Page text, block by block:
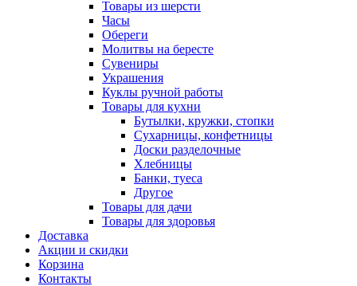
Товары из шерсти
Часы
Обереги
Молитвы на бересте
Сувениры
Украшения
Куклы ручной работы
Товары для кухни
Бутылки, кружки, стопки
Сухарницы, конфетницы
Доски разделочные
Хлебницы
Банки, туеса
Другое
Товары для дачи
Товары для здоровья
Доставка
Акции и скидки
Корзина
Контакты